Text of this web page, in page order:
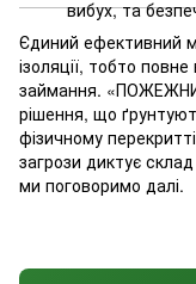
Єдиний ефективний
ізоляції, тобто
займання.
рішення, що
фізичному
загрози диктує
ми поговоримо далі.